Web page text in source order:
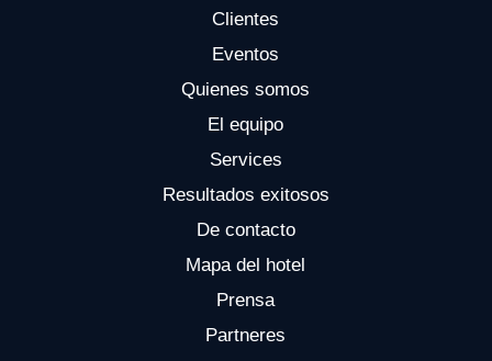
Clientes
Eventos
Quienes somos
El equipo
Services
Resultados exitosos
De contacto
Mapa del hotel
Prensa
Partneres